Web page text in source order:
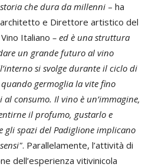
che dura da millenni – ha
e Direttore artistico del
Italiano – ed è una struttura
un grande futuro al vino
si svolge durante il ciclo di
germoglia la vite fino
consumo. Il vino è un’immagine,
il profumo, gustarlo e
gli spazi del Padiglione implicano
. Parallelamente, l’attività di
dell’esperienza vitivinicola